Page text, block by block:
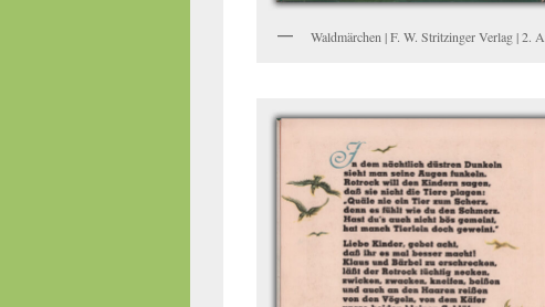
Waldmärchen | F. W. Stritzinger Verlag | 2.